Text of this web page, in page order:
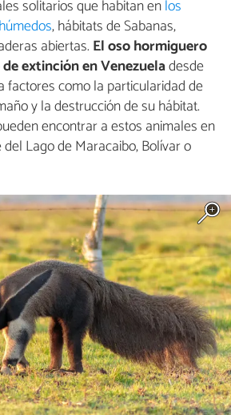
solitarios que habitan enlos
, hábitats de Sabanas,
abiertas. El oso hormiguero
extinción en Venezueladesde
factores como la particularidad de
y la destrucción de su hábitat.
encontrar a estos animales en
Lago de Maracaibo, Bolívar o